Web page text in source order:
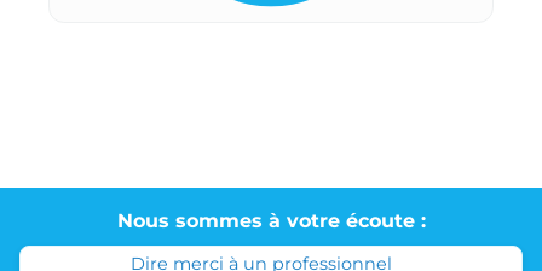
Nous sommes à votre écoute :
Dire merci à un professionnel